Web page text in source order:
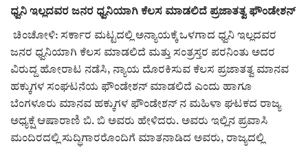
ಅಂಕಣ
ಸಾಧಕರ ಪರಿಚಯ
ಪತ್ರಕರ್ತರ ಪರಿಚಯ
ಸಂಪಾದಕೀಯ
ಧ್ವನಿ ಇಲ್ಲದವರ ಜನರ ಧ್ವನಿಯಾಗಿ ಕೆಲಸ ಮಾಡಲಿದೆ ಪ್ರಜಾತತ್ವ ಫೌಂಡೇಶನ್
ಚಿಂಚೋಳಿ: ಸರ್ಕಾರ ಮಟ್ಟದಲ್ಲಿ ಅನ್ಯಾಯಕ್ಕೆ ಒಳಗಾದ ಧ್ವನಿ ಇಲ್ಲದವರ
ಜನರ ಧ್ವನಿಯಾಗಿ ಕೆಲಸ ಮಾಡಲಿದೆ ಮತ್ತು ಸಂತ್ರಸ್ತರ ಪರನಿಂತು ಅದರ
ವಿರುದ್ದ ಹೋರಾಟ ನಡೆಸಿ, ನ್ಯಾಯ ದೊರಕಿಸುವ ಕೆಲಸ ಪ್ರಜಾತತ್ವ ಮಾನವ
ಹಕ್ಕುಗಳ ಸಂಘಟನೆಯ ಫೌಂಡೇಶನ್ ಮಾಡಲಿದೆ ಎಂದು ಹಾಗೂ
ಬೆಂಗಳೂರು ಮಾನವ ಹಕ್ಕುಗಳ ಫೌಂಡೇಶನ್ ನ ಮಹಿಳಾ ಘಟಕದ ರಾಜ್ಯ
ಅಧ್ಯಕ್ಷೆ ಆಷಾರಾಣಿ ಬಿ. ಬಿ ಅವರು ಹೇಳಿದರು. ಅವರು ಇಲ್ಲಿನ ಪ್ರವಾಸಿ
ಮಂದಿರದಲ್ಲಿ ಸುದ್ಧಿಗಾರರೊಂದಿಗೆ ಮಾತನಾಡಿದ ಅವರು, ರಾಜ್ಯದಲ್ಲಿ